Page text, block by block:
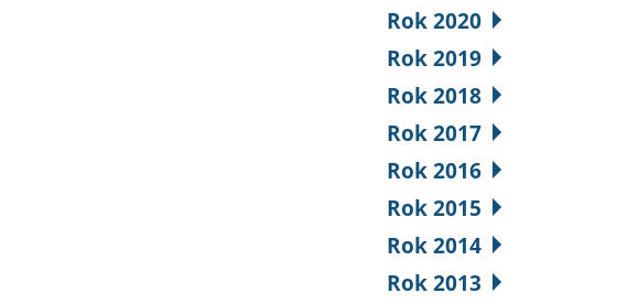
Rok 2020
Rok 2019
Rok 2018
Rok 2017
Rok 2016
Rok 2015
Rok 2014
Rok 2013